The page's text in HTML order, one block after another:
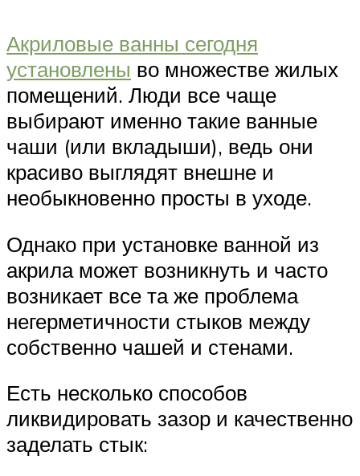
Акриловые ванны сегодня
установлены во множестве жилых
помещений. Люди все чаще
выбирают именно такие ванные
чаши (или вкладыши), ведь они
красиво выглядят внешне и
необыкновенно просты в уходе.
Однако при установке ванной из
акрила может возникнуть и часто
возникает все та же проблема
негерметичности стыков между
собственно чашей и стенами.
Есть несколько способов
ликвидировать зазор и качественно
заделать стык: